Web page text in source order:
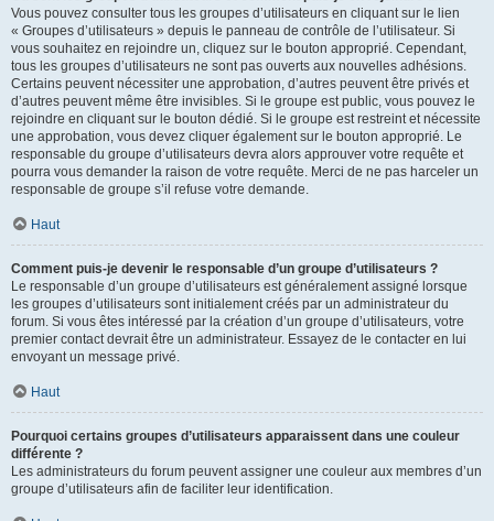
Vous pouvez consulter tous les groupes d’utilisateurs en cliquant sur le lien
« Groupes d’utilisateurs » depuis le panneau de contrôle de l’utilisateur. Si
vous souhaitez en rejoindre un, cliquez sur le bouton approprié. Cependant,
tous les groupes d’utilisateurs ne sont pas ouverts aux nouvelles adhésions.
Certains peuvent nécessiter une approbation, d’autres peuvent être privés et
d’autres peuvent même être invisibles. Si le groupe est public, vous pouvez le
rejoindre en cliquant sur le bouton dédié. Si le groupe est restreint et nécessite
une approbation, vous devez cliquer également sur le bouton approprié. Le
responsable du groupe d’utilisateurs devra alors approuver votre requête et
pourra vous demander la raison de votre requête. Merci de ne pas harceler un
responsable de groupe s’il refuse votre demande.
Haut
Comment puis-je devenir le responsable d’un groupe d’utilisateurs ?
Le responsable d’un groupe d’utilisateurs est généralement assigné lorsque
les groupes d’utilisateurs sont initialement créés par un administrateur du
forum. Si vous êtes intéressé par la création d’un groupe d’utilisateurs, votre
premier contact devrait être un administrateur. Essayez de le contacter en lui
envoyant un message privé.
Haut
Pourquoi certains groupes d’utilisateurs apparaissent dans une couleur
différente ?
Les administrateurs du forum peuvent assigner une couleur aux membres d’un
groupe d’utilisateurs afin de faciliter leur identification.